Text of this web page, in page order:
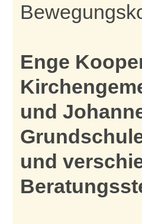
Enge
und
und